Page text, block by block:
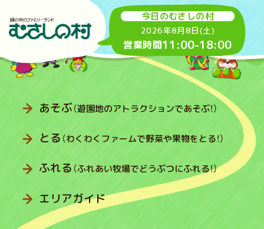
今日のむさしの村
2026年8月8日(土)
営業時間11:00-18:00
あそぶ（遊園地のアトラクションであそぶ！）
とる （わくわくファームで野菜や果物をとる！）
ふれる （ふれあい牧場でどうぶつにふれる！）
エリアガイド